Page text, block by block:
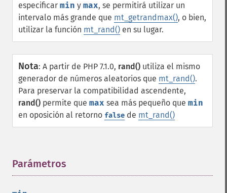
especificar min y max, se permitirá utilizar un
intervalo más grande que mt_getrandmax(), o bien,
utilizar la función mt_rand() en su lugar.
Nota: A partir de PHP 7.1.0, rand() utiliza el mismo
generador de números aleatorios que mt_rand().
Para preservar la compatibilidad ascendente,
rand() permite que max sea más pequeño que min
en oposición al retorno false de mt_rand()
Parámetros